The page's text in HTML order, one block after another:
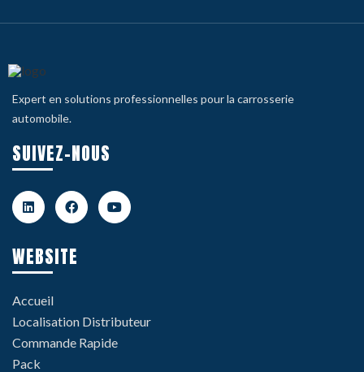
Expert en solutions professionnelles pour la carrosserie
automobile.
SUIVEZ-NOUS
WEBSITE
Accueil
Localisation Distributeur
Commande Rapide
Pack